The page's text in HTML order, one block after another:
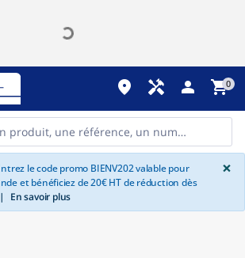
place handyman person shopping_cart0
le code promo BIENV202 valable pour
et bénéficiez de 20€ HT de réduction dès
| En savoir plus
×